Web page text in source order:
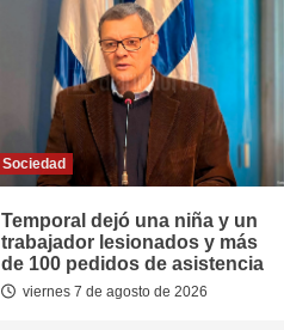
Sociedad
Temporal dejó una niña y un
trabajador lesionados y más
de 100 pedidos de asistencia
viernes 7 de agosto de 2026